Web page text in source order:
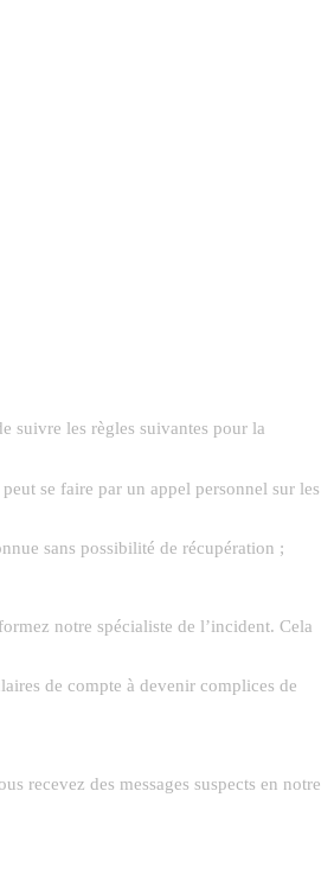
suivre les règles suivantes pour la
se faire par un appel personnel sur les
sans possibilité de récupération ;
notre spécialiste de l’incident. Cela
de compte à devenir complices de
recevez des messages suspects en notre